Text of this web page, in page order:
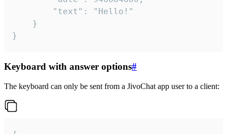
}
Keyboard with answer options#
The keyboard can only be sent from a JivoChat app user to a client: